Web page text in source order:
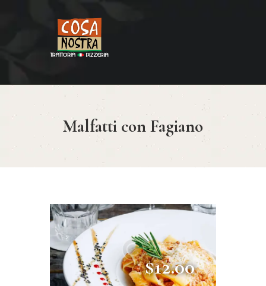
Malfatti con Fagiano
HOME
COSA NOSTRA
MENÚ
RESERVAR
CONTACTO
$12.00